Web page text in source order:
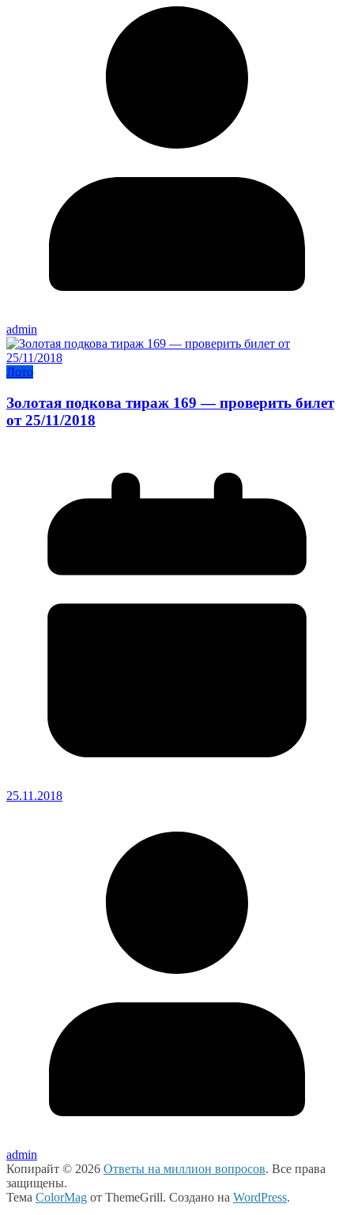
admin
Лото
Золотая подкова тираж 169 — проверить билет
от 25/11/2018
25.11.2018
admin
Копирайт © 2026 Ответы на миллион вопросов. Все права
защищены.
Тема ColorMag от ThemeGrill. Создано на WordPress.